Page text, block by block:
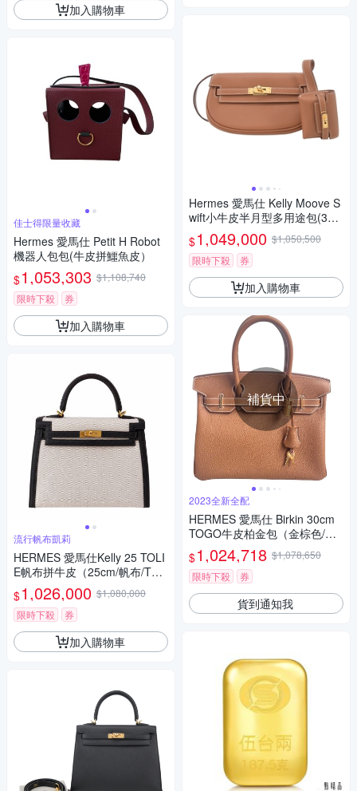
加入購物車
佳士得限量收藏
Hermes 愛馬仕 Petit H Robot
機器人包包(牛皮拼鱷魚皮）
$1,053,303 $1,108,740
限時下殺
券
加入購物車
流行帆布凱莉
HERMES 愛馬仕Kelly 25 TOLI
E帆布拼牛皮（25cm/帆布/T3/
牛皮/金釦/G刻）
$1,026,000 $1,080,000
限時下殺
券
加入購物車
Hermes 愛馬仕 Kelly Moove S
wift小牛皮半月型多用途包(37
駝金/W刻/金釦)
$1,049,000 $1,050,500
限時下殺
券
加入購物車
補貨中
2023全新全配
HERMES 愛馬仕 Birkin 30cm
TOGO牛皮柏金包（金棕色/金
扣/B刻）
$1,024,718 $1,078,650
限時下殺
券
貨到通知我